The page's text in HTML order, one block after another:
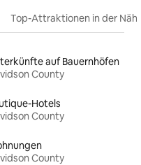
Top-Attraktionen in der
auf Bauernhöfen
County
Hotels
County
County